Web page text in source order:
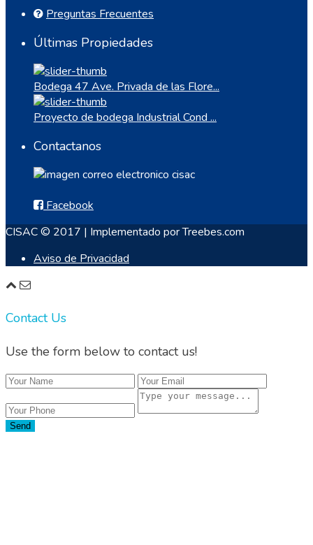
Preguntas Frecuentes
Últimas Propiedades
Bodega 47 Ave. Privada de las Flore...
Proyecto de bodega Industrial Cond ...
Contactanos
Facebook
CISAC © 2017 | Implementado por Treebes.com
Aviso de Privacidad
Contact Us
Use the form below to contact us!
Send